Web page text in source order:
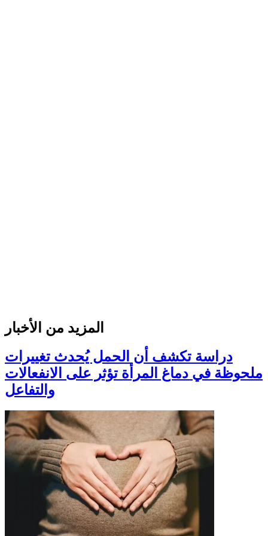
المزيد من الأخبار
دراسة تكشف أن الحمل يُحدث تغييرات
ملحوظة في دماغ المرأة تؤثر على الانفعالات
والتفاعل